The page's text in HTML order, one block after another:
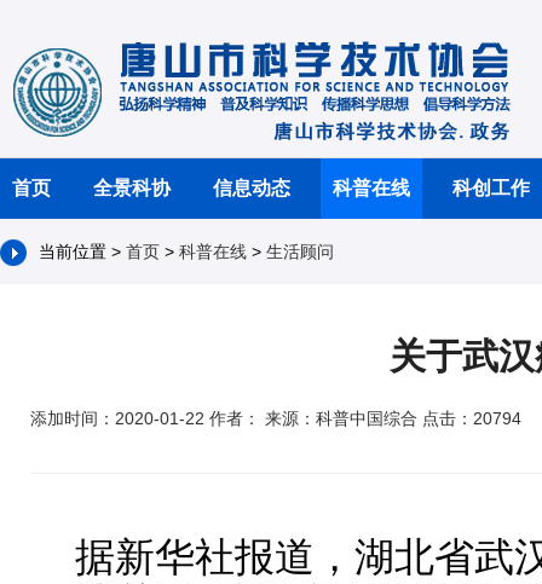
首页 全景科协 信息动态 科普在线 科创工作
当前位置 > 首页 > 科普在线 > 生活顾问
关于武
添加时间：2020-01-22 作者： 来源：科普中国综合 点击：20794
据新华社报道，湖北省武